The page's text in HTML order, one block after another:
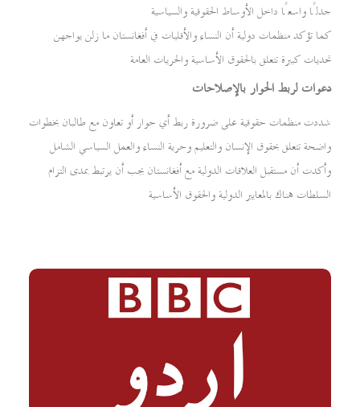
جدلًا واسعًا داخل الأوساط الحقوقية والسياسية
كما تؤكد منظمات دولية أن النساء والأقليات في أفغانستان ما زلن يواجهن
تحديات كبيرة تتعلق بالحقوق الأساسية والحريات العامة
دعوات لربط الحوار بالإصلاحات
شددت منظمات حقوقية على ضرورة ربط أي حوار أو تعاون مع طالبان بخطوات
واضحة تتعلق بحقوق الإنسان والتعليم وحرية النساء والعمل السياسي الشامل
وأكدت أن مستقبل العلاقات الدولية مع أفغانستان يجب أن يرتبط بمدى التزام
السلطات هناك بالمعايير الدولية والحقوق الأساسية